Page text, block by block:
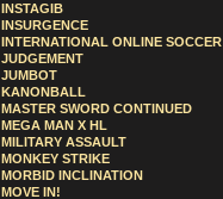
INSTAGIB
INSURGENCE
INTERNATIONAL ONLINE SOCCER
JUDGEMENT
JUMBOT
KANONBALL
MASTER SWORD CONTINUED
MEGA MAN X HL
MILITARY ASSAULT
MONKEY STRIKE
MORBID INCLINATION
MOVE IN!